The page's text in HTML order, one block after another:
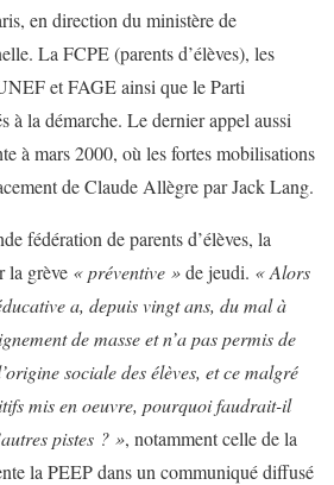
en direction du ministère de
La FCPE (parents d’élèves), les
et FAGE ainsi que le Parti
à la démarche. Le dernier appel aussi
à mars 2000, où les fortes mobilisations
de Claude Allègre par Jack Lang.
fédération de parents d’élèves, la
la grève « préventive »de jeudi. « Alors
a, depuis vingt ans, du mal à
de masse et n’a pas permis de
sociale des élèves, et ce malgré
mis en oeuvre, pourquoi faudrait-il
pistes ? », notamment celle de la
la PEEP dans un communiqué diffusé